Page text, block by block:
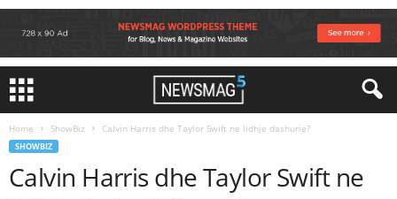
Home ShowBiz Calvin Harris dhe Taylor Swift ne lidhje dashurie?
SHOWBIZ
Calvin Harris dhe Taylor Swift ne